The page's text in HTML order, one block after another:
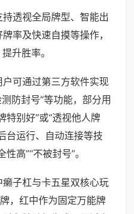
透视全局牌型、智能出
率及快速自摸等操作，
升胜率。
可通过第三方软件实现
防封号”等功能，部分用
特别好”或“透视他人牌
台运行、自动连接等技
高”“不被封号”。
子杠与卡五星双核心玩
，红中作为固定万能牌